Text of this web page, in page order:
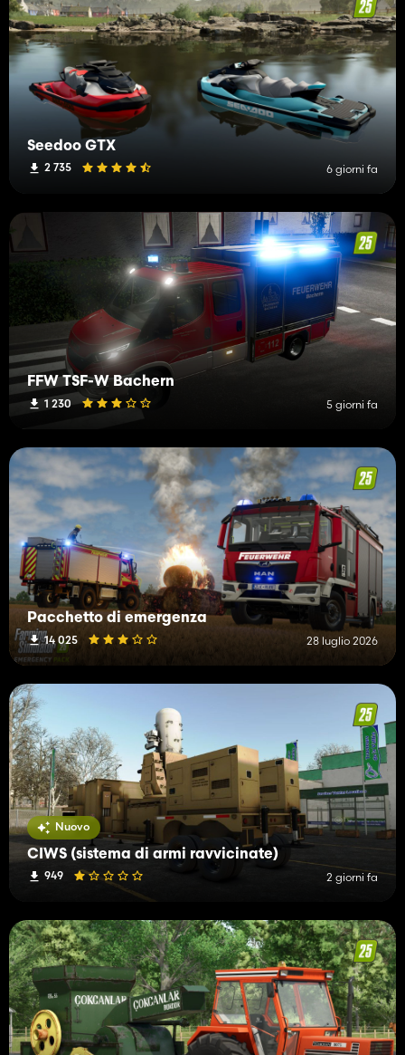
Seedoo GTX
2 735 6 giorni fa
FFW TSF-W Bachern
1 230 5 giorni fa
Pacchetto di emergenza
14 025 28 luglio 2026
Nuovo
CIWS (sistema di armi ravvicinate)
949 2 giorni fa